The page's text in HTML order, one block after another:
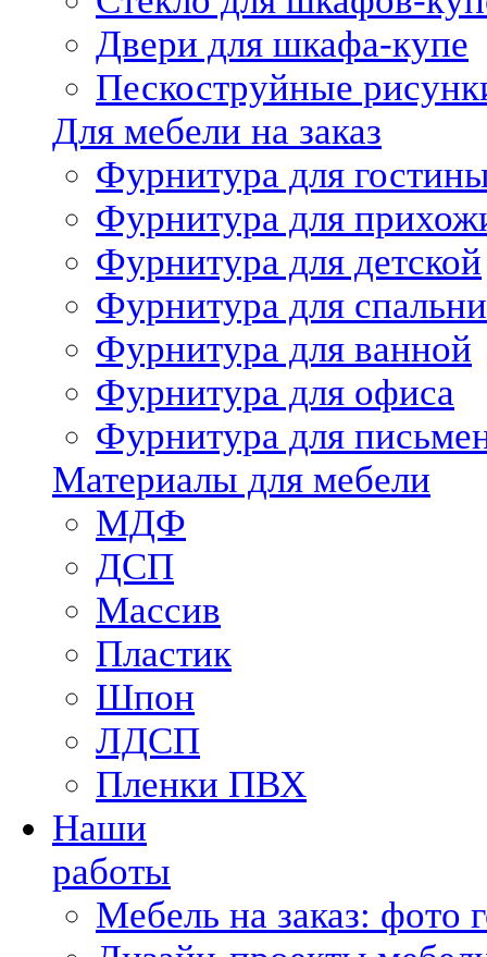
Двери для шкафа-купе
Пескоструйные
Для мебели на заказ
Фурнитура для
Фурнитура для
Фурнитура для детской
Фурнитура для спальни
Фурнитура для ванной
Фурнитура для офиса
Фурнитура для
Материалы для мебели
МДФ
ДСП
Массив
Пластик
Шпон
ЛДСП
Пленки ПВХ
Наши
работы
Мебель на заказ: фото